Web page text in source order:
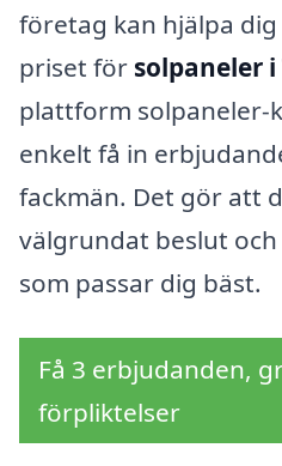
företag kan hjälpa
priset för solpaneler i
plattform solpaneler-
enkelt få in
fackmän. Det gör att
välgrundat beslut
som passar dig bäst.
Få 3 erbjudanden,
förpliktelser